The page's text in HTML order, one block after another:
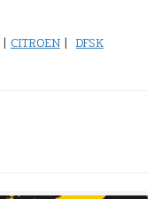
| CITROEN | DFSK